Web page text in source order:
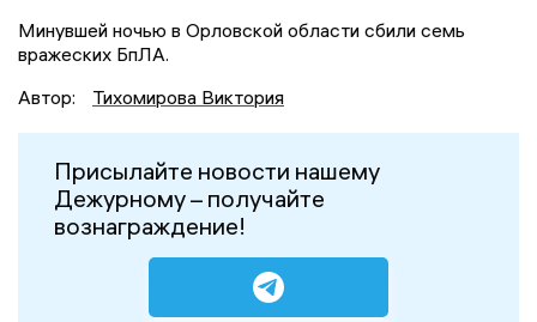
Минувшей ночью в Орловской области сбили семь
вражеских БпЛА.
Автор:
Тихомирова Виктория
Присылайте новости нашему
Дежурному – получайте
вознаграждение!